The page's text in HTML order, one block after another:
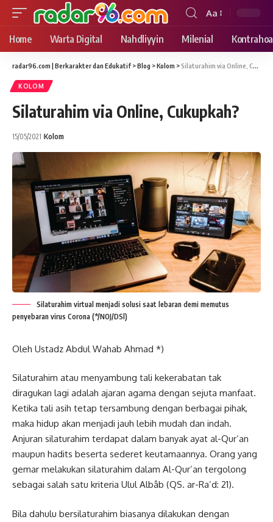
Font
Resizer
Aa
Home Warta Digital Nahdliyyin Milenial
radar96.com | Berkarakter dan Edukatif >Blog >Kolom >Silaturahim via Online, Cukupkah?
KOLOM
Silaturahim via Online, Cukupkah?
15/05/2021 Kolom
Silaturahim virtual menjadi solusi saat lebaran demi memutus
penyebaran virus Corona (*/NOJ/DSl)
Oleh Ustadz Abdul Wahab Ahmad *)
Silaturahim atau menyambung tali kekerabatan tak
diragukan lagi adalah ajaran agama dengan sejuta manfaat.
Ketika tali asih tetap tersambung dengan berbagai pihak,
maka hidup akan menjadi jauh lebih mudah dan indah.
Anjuran silaturahim terdapat dalam banyak ayat al-Qur’an
maupun hadits beserta sederet keutamaannya. Orang yang
gemar melakukan silaturahim dalam Al-Qur’an tergolong
sebagai salah satu kriteria Ulul Albâb (QS. ar-Ra’d: 21).
Bila dahulu bersilaturahim biasanya dilakukan dengan